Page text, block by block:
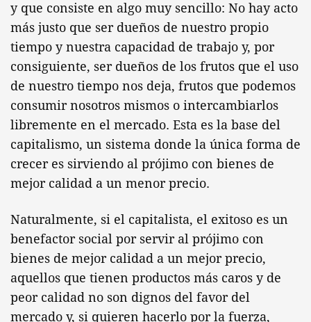
y que consiste en algo muy sencillo: No hay acto
más justo que ser dueños de nuestro propio
tiempo y nuestra capacidad de trabajo y, por
consiguiente, ser dueños de los frutos que el uso
de nuestro tiempo nos deja, frutos que podemos
consumir nosotros mismos o intercambiarlos
libremente en el mercado. Esta es la base del
capitalismo, un sistema donde la única forma de
crecer es sirviendo al prójimo con bienes de
mejor calidad a un menor precio.
Naturalmente, si el capitalista, el exitoso es un
benefactor social por servir al prójimo con
bienes de mejor calidad a un mejor precio,
aquellos que tienen productos más caros y de
peor calidad no son dignos del favor del
mercado y, si quieren hacerlo por la fuerza,